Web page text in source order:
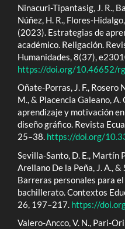
Ninacuri-Tipantasig, J. R.,
Núñez, H. R., Flores-
(2023). Estrategias de
académico. Religación.
Humanidades, 8(37),
https://doi.org/10.46652/
Oñate-Porras, J. F., Rosero
M., & Placencia Galeano,
aprendizaje y motivación
diseño gráfico. Revista
25–38. https://doi.org/
Sevilla-Santo, D. E., Martín
Arellano De la Peña, J. A., &
Barreras personales para
bachillerato. Contextos
26, 197–217. https://
Valero-Ancco, V. N., Pari-